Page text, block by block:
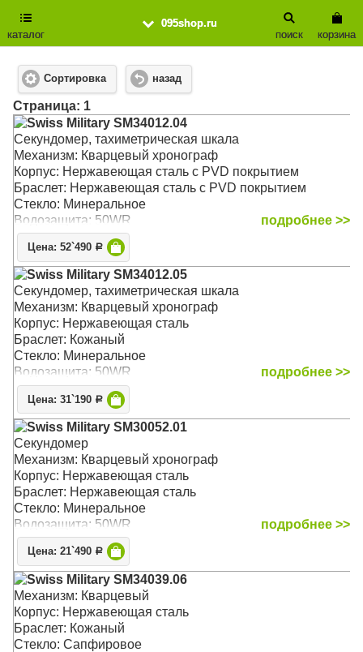
095shop.ru
каталог
корзина
поиск
Сортировка назад
Cтраница: 1
Swiss Military SM34012.04
Секундомер, тахиметрическая шкала
Механизм: Кварцевый хронограф
Корпус: Нержавеющая сталь с PVD покрытием
Браслет: Нержавеющая сталь с PVD покрытием
Стекло: Минеральное
Водозащита: 50WR
подробнее >>
Цена: 52`490 Р
Swiss Military SM34012.05
Секундомер, тахиметрическая шкала
Механизм: Кварцевый хронограф
Корпус: Нержавеющая сталь
Браслет: Кожаный
Стекло: Минеральное
Водозащита: 50WR
подробнее >>
Цена: 31`190 Р
Swiss Military SM30052.01
Секундомер
Механизм: Кварцевый хронограф
Корпус: Нержавеющая сталь
Браслет: Нержавеющая сталь
Стекло: Минеральное
Водозащита: 50WR
подробнее >>
Цена: 21`490 Р
Swiss Military SM34039.06
Механизм: Кварцевый
Корпус: Нержавеющая сталь
Браслет: Кожаный
Стекло: Сапфировое